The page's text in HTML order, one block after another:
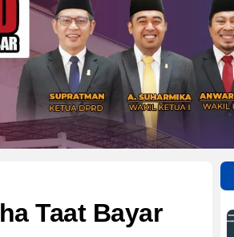
Taat Bayar